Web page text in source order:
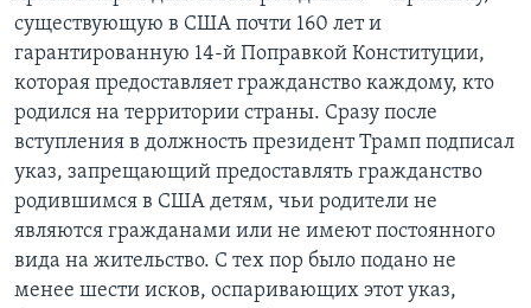
существующую в США почти 160 лет и
гарантированную 14-й Поправкой Конституции,
которая предоставляет гражданство каждому, кто
родился на территории страны. Cразу после
вступления в должность президент Трамп подписал
указ, запрещающий предоставлять гражданство
родившимся в США детям, чьи родители не
являются гражданами или не имеют постоянного
вида на жительство. С тех пор было подано не
менее шести исков, оспаривающих этот указ,